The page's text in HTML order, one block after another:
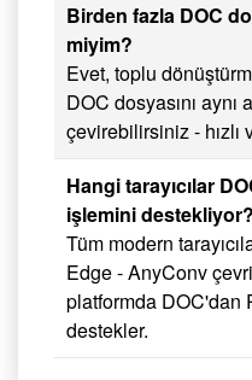
Birden fazla DOC
miyim?
Evet, toplu
DOC dosyasını
çevirebilirsiniz - hızlı
Hangi tarayıcılar
işlemini destekliyor?
Tüm modern
Edge - AnyConv
platformda DOC'dan
destekler.